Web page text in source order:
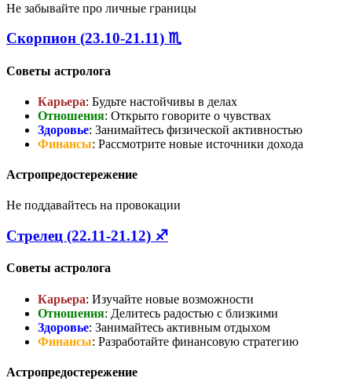
Не забывайте про личные границы
Скорпион (23.10-21.11) ♏
Советы астролога
Карьера: Будьте настойчивы в делах
Отношения: Открыто говорите о чувствах
Здоровье: Занимайтесь физической активностью
Финансы: Рассмотрите новые источники дохода
Астропредостережение
Не поддавайтесь на провокации
Стрелец (22.11-21.12) ♐
Советы астролога
Карьера: Изучайте новые возможности
Отношения: Делитесь радостью с близкими
Здоровье: Занимайтесь активным отдыхом
Финансы: Разработайте финансовую стратегию
Астропредостережение